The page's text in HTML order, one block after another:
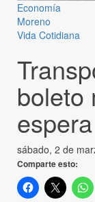
Economía
Moreno
Vida Cotidiana
boleto
sábado, 2 de
Comparte esto: